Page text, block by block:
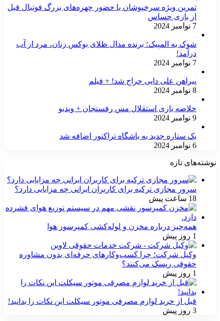
تمرین ویژه سرخپوشان با حضور چهره‌های بزرگ فوتبال قبل
از بازی حساس
7 نوامبر 2024
شوک به المپیک؛ برنده مدال طلای بوکس زنان، مرد از آب
درآمد!
7 نوامبر 2024
پیراهن علی دایی حراج شد! + فیلم
8 نوامبر 2024
خلاصه بازی استقلال مس رفسنجان + ویدیو
9 نوامبر 2024
یک ستاره جدید به باشگاه تراکتور اضافه شد
6 نوامبر 2024
نوشته‌های تازه
سرور مجازی ترکیه برای کاربران ایرانی چه مزایایی دارد؟
18 ساعت پیش
همه‌چیز درباره مخزن و لوله‌کشی کمپرسور هوا
1 روز پیش
وکیل شرکت؛ چرا کسب‌وکارهای حرفه‌ای بدون مشاوره
حقوقی ریسک می‌کنند؟
1 روز پیش
قبل از خرید لوازم مصرفی موتور سیکلت این نکات را بدانید!
3 روز پیش